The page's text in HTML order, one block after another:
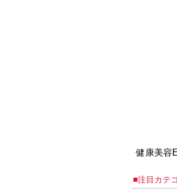
健康美容
■注目カテ